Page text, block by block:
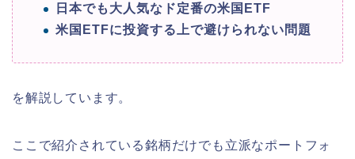
日本でも大人気なド定番の米国ETF
米国ETFに投資する上で避けられない問題
を解説しています。
ここで紹介されている銘柄だけでも立派なポートフォ